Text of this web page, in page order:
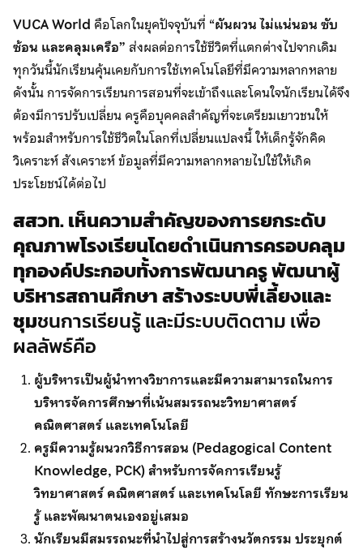
VUCA World คือโลกในยุคปัจจุบันที่ “ผันผวน ไม่แน่นอน ซับ
ซ้อน และคลุมเครือ” ส่งผลต่อการใช้ชีวิตที่แตกต่างไปจากเดิม
ทุกวันนี้นักเรียนคุ้นเคยกับการใช้เทคโนโลยีที่มีความหลากหลาย
ดังนั้น การจัดการเรียนการสอนที่จะเข้าถึงและโดนใจนักเรียนได้จึง
ต้องมีการปรับเปลี่ยน ครูคือบุคคลสำคัญที่จะเตรียมเยาวชนให้
พร้อมสำหรับการใช้ชีวิตในโลกที่เปลี่ยนแปลงนี้ ให้เด็กรู้จักคิด
วิเคราะห์ สังเคราะห์ ข้อมูลที่มีความหลากหลายไปใช้ให้เกิด
ประโยชน์ได้ต่อไป
สสวท. เห็นความสำคัญของการยกระดับ
คุณภาพโรงเรียนโดยดำเนินการครอบคลุม
ทุกองค์ประกอบทั้งการพัฒนาครู พัฒนาผู้
บริหารสถานศึกษา สร้างระบบพี่เลี้ยงและ
ชุมชนการเรียนรู้ และมีระบบติดตาม เพื่อ
ผลลัพธ์คือ
ผู้บริหารเป็นผู้นำทางวิชาการและมีความสามารถในการ
บริหารจัดการศึกษาที่เน้นสมรรถนะวิทยาศาสตร์
คณิตศาสตร์ และเทคโนโลยี
ครูมีความรู้ผนวกวิธีการสอน (Pedagogical Content
Knowledge, PCK) สำหรับการจัดการเรียนรู้
วิทยาศาสตร์ คณิตศาสตร์ และเทคโนโลยี ทักษะการเรียน
รู้ และพัฒนาตนเองอยู่เสมอ
นักเรียนมีสมรรถนะที่นำไปสู่การสร้างนวัตกรรม ประยุกต์